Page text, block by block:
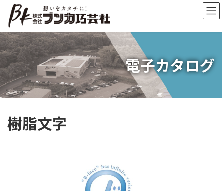
ン
ツ
へ
ス
キ
ッ
プ
ー
シ
ョ
ン
に
移
動
電子カタログ
樹脂文字